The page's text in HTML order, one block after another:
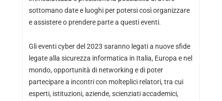
sottomano date e luoghi per potersi così organizzare
e assistere o prendere parte a questi eventi.
Gli eventi cyber del 2023 saranno legati a nuove sfide
legate alla sicurezza informatica in Italia, Europa e nel
mondo, opportunità di networking e di poter
partecipare a incontri con molteplici relatori, tra cui
esperti, istituzioni, aziende, scienziati accademici,